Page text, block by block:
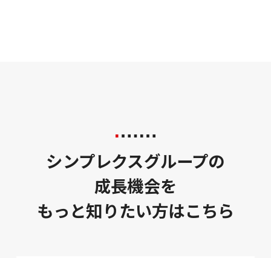
シンプレクスグループの
成長機会を
もっと知りたい方はこちら